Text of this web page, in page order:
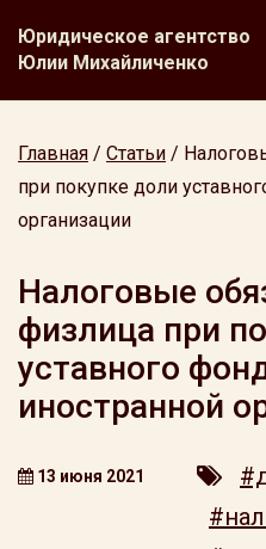
Юридическое агентство
Юлии Михайличенко
Главная / Статьи /
при покупке доли
организации
Налоговые
физлица при
уставного
иностранной
13 июня 2021